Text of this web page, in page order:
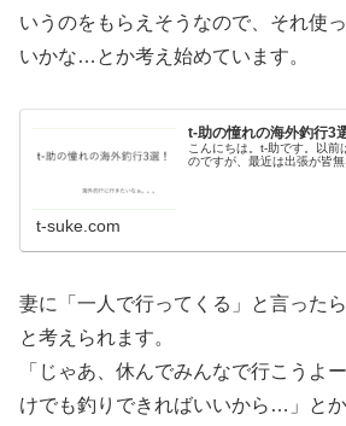
いうのをもらえそうなので、それ使
いかな…とか考え始めています。
t-助の憧れの海外釣行3
こんにちは。t-助です。以前
のですが、最近は出張が皆無
t-suke.com
妻に「一人で行ってくる」と言った
と考えられます。
「じゃあ、休んでみんなで行こうよ
けでも釣りできればいいから…」と